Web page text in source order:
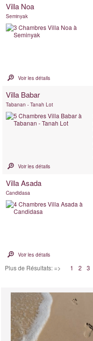
Villa Noa
Seminyak
Voir les détails
Villa Babar
Tabanan - Tanah Lot
Voir les détails
Villa Asada
Candidasa
Voir les détails
Plus de Résultats: => 1 2 3